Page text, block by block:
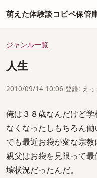
萌えた体験談コピペ保管
ジャンル一覧
人生
2010/09/14 10:06 登録: えっ
俺は３８歳なんだけど
なくなったしもちろん働
でも最近お袋が変な宗教
親父はお袋を見限って
壊状況だったんだ。